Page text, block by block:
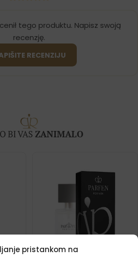
pristankom na
tego produktu. Napisz swoją
recenzję.
RECENZIJU
BI VAS ZANIMALO